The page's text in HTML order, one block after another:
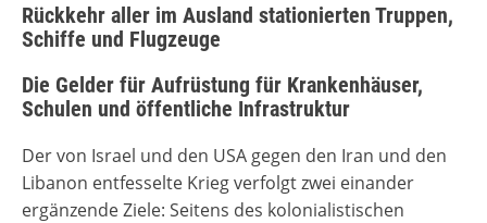
Rückkehr aller im Ausland stationierten Truppen,
Schiffe und Flugzeuge
Die Gelder für Aufrüstung für Krankenhäuser,
Schulen und öffentliche Infrastruktur
Der von Israel und den USA gegen den Iran und den
Libanon entfesselte Krieg verfolgt zwei einander
ergänzende Ziele: Seitens des kolonialistischen